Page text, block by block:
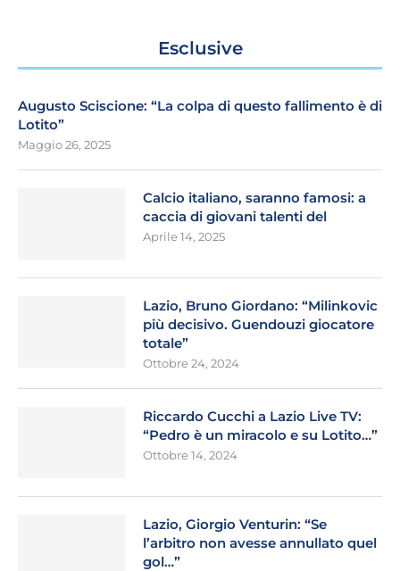
Esclusive
Augusto Sciscione: “La colpa di questo fallimento è di
Lotito”
Maggio 26, 2025
Calcio italiano, saranno famosi: a
caccia di giovani talenti del
Aprile 14, 2025
Lazio, Bruno Giordano: “Milinkovic
più decisivo. Guendouzi giocatore
totale”
Ottobre 24, 2024
Riccardo Cucchi a Lazio Live TV:
“Pedro è un miracolo e su Lotito…”
Ottobre 14, 2024
Lazio, Giorgio Venturin: “Se
l’arbitro non avesse annullato quel
gol…”